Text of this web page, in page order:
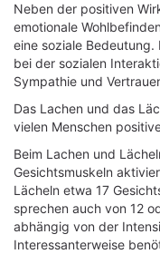
Neben der positiven
emotionale
eine soziale Bedeutung.
bei der sozialen
Sympathie und
Das Lachen und das
vielen Menschen
Beim Lachen und
Gesichtsmuskeln
Lächeln etwa 17
sprechen auch von 12
abhängig von der
Interessanterweise